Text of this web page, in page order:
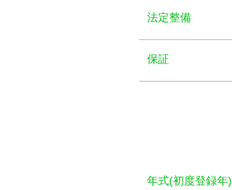
法定整備
保証
年式(初度登録年)